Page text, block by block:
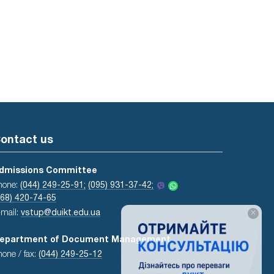
us
Committee
(044) 249-25-91; (095) 931-37-42;
420-74-65
mail: vstup@duikt.edu.ua
of Document Management
/ fax: (044) 249-25-12
×